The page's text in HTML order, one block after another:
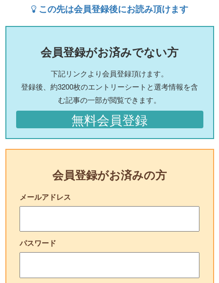
この先は会員登録後にお読み頂けます
会員登録がお済みでない方
下記リンクより会員登録頂けます。
登録後、約3200枚のエントリーシートと選考情報を含
む記事の一部が閲覧できます。
無料会員登録
会員登録がお済みの方
メールアドレス
パスワード